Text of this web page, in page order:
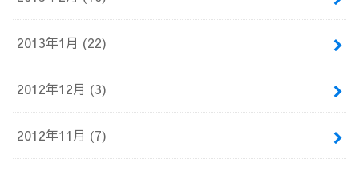
2013年1月 (22)
2012年12月 (3)
2012年11月 (7)